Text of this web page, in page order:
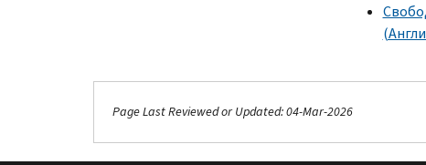
Page Last Reviewed or Updated: 04-Mar-2026